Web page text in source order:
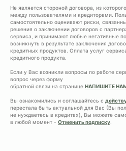
Не является стороной договора, из
между пользователями и кредиторами.
самостоятельно оценивают риски,
решения о заключении договоров с
сервиса, и принимают любые негативные
возникнуть в результате заключения
кредитных продуктов. Оплата услуг
кредитного продукта.
Если у Вас возникли вопросы по работе
вопрос через форму
обратной связи на странице НАПИШИТЕ
Вы ознакомились и соглашайтесь с
перестала быть актуальной для Вас (Вы
не нуждаетесь в кредитах), Вы можете
в любой момент - Отменить подписку.